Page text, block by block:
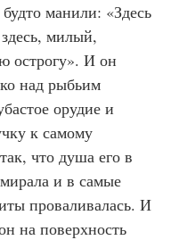
манили: «Здесь
милый,
острогу». И он
над рыбьим
орудие и
к самому
что душа его в
и в самые
проваливалась. И
на поверхность